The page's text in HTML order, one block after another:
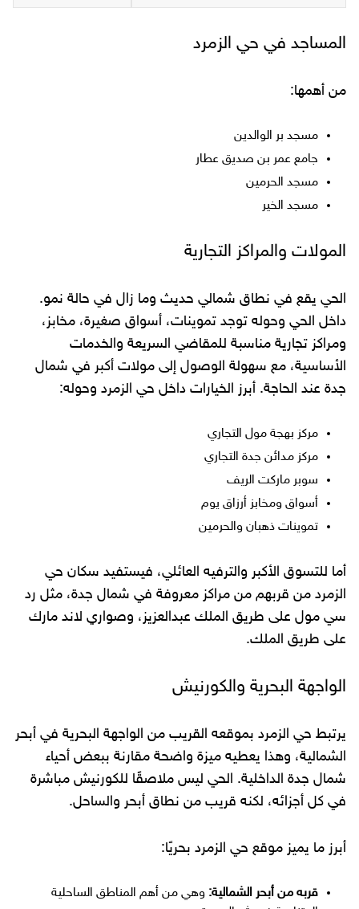
المساجد في حي الزمرد
من أهمها:
مسجد بر الوالدين
جامع عمر بن صديق عطار
مسجد الحرمين
مسجد الخير
المولات والمراكز التجارية
الحي يقع في نطاق شمالي حديث وما زال في حالة نمو.
داخل الحي وحوله توجد تموينات، أسواق صغيرة، مخابز،
ومراكز تجارية مناسبة للمقاضي السريعة والخدمات
الأساسية، مع سهولة الوصول إلى مولات أكبر في شمال
جدة عند الحاجة. أبرز الخيارات داخل حي الزمرد وحوله:
مركز بهجة مول التجاري
مركز مدائن جدة التجاري
سوبر ماركت الريف
أسواق ومخابز أرزاق يوم
تموينات ذهبان والحرمين
أما للتسوق الأكبر والترفيه العائلي، فيستفيد سكان حي
الزمرد من قربهم من مراكز معروفة في شمال جدة، مثل رد
سي مول على طريق الملك عبدالعزيز، وصواري لاند مارك
على طريق الملك.
الواجهة البحرية والكورنيش
يرتبط حي الزمرد بموقعه القريب من الواجهة البحرية في أبحر
الشمالية، وهذا يعطيه ميزة واضحة مقارنة ببعض أحياء
شمال جدة الداخلية. الحي ليس ملاصقًا للكورنيش مباشرة
في كل أجزائه، لكنه قريب من نطاق أبحر والساحل.
أبرز ما يميز موقع حي الزمرد بحريًا:
قربه من أبحر الشمالية: وهي من أهم المناطق الساحلية